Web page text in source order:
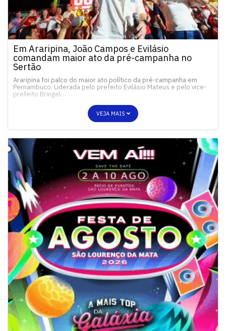
Em Araripina, João Campos e Evilásio
comandam maior ato da pré-campanha no
Sertão
Araripina foi palco do maior ato político da pré-campanha em
Pernambuco. Liderada pelo prefeito Evilásio Mateus e pelo vice-
prefeito Bringel…
VEJA MAIS